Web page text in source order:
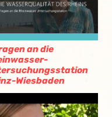
an die
Wiesbaden